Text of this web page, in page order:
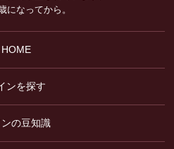
になってから。
HOME
ンを探す
の豆知識